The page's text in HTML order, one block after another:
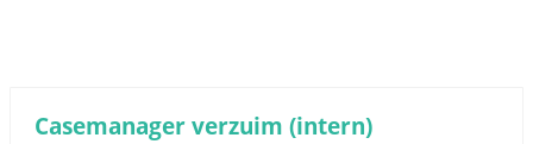
Casemanager verzuim (intern)